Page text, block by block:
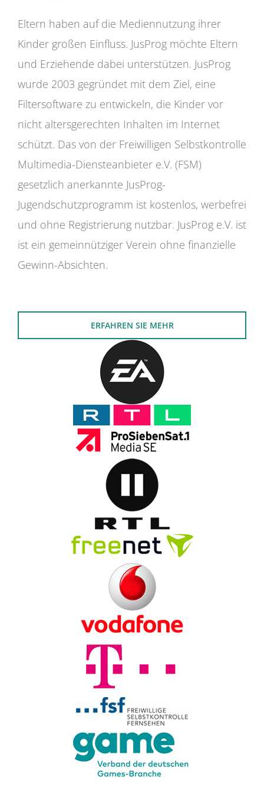
Eltern haben auf die Mediennutzung ihrer
Kinder großen Einfluss. JusProg möchte Eltern
und Erziehende dabei unterstützen. JusProg
wurde 2003 gegründet mit dem Ziel, eine
Filtersoftware zu entwickeln, die Kinder vor
nicht altersgerechten Inhalten im Internet
schützt. Das von der Freiwilligen Selbstkontrolle
Multimedia-Diensteanbieter e.V. (FSM)
gesetzlich anerkannte JusProg-
Jugendschutzprogramm ist kostenlos, werbefrei
und ohne Registrierung nutzbar. JusProg e.V. ist
ist ein gemeinnütziger Verein ohne finanzielle
Gewinn-Absichten.
ERFAHREN SIE MEHR